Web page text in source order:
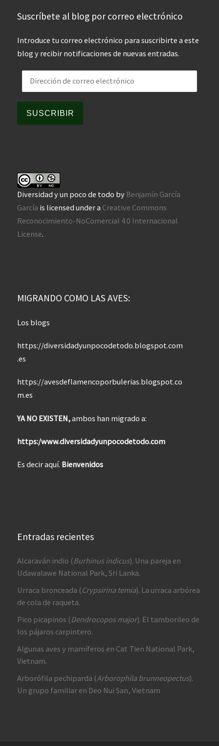
Suscríbete al blog por correo electrónico
Introduce tu correo electrónico para suscribirte a este
blog y recibir notificaciones de nuevas entradas.
Dirección de correo electrónico
SUSCRIBIR
Diversidad y un poco de todo by Benjamín García
García is licensed under a Creative Commons
Reconocimiento-NoComercial 4.0 Internacional
License.
MIGRANDO COMO LAS AVES:
Los blogs
https://diversidadyunpocodetodo.blogspot.com
.es
https://avesdeflamencoporbulerias.blogspot.co
m.es
YA NO EXISTEN,ambos han migrado a:
https:/www.diversidadyunpocodetodo.com
Es decir aquí. Bienvenidos
Entradas recientes
Alcaraván indio (Burhinus indicus). Una pareja en
Udawalawe National Park, Sri Lanka.
Urraca bronceada (Crypsirina temia). La urraca arbórea
de cola de raqueta.
Pico picapinos (Dendrocopos major). El tamborileo de
los pájaros carpintero.
Algunas aves y mamíferos en Cat Tien National Park,
Vietnam.
Arborófila pechiparda (Arborophila brunneopectus).
Un grupo familiar en Deo Nui San, Vietnam